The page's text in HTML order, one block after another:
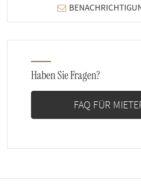
Haben Sie Fragen?
FAQ FÜR